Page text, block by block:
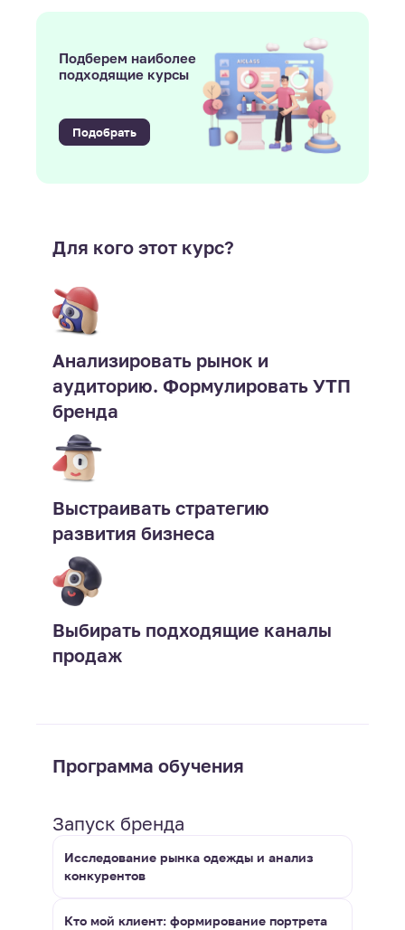
Подберем наиболее
подходящие курсы
Подобрать
Для кого этот курс?
Анализировать рынок и
аудиторию. Формулировать УТП
бренда
Выстраивать стратегию
развития бизнеса
Выбирать подходящие каналы
продаж
Программа обучения
Запуск бренда
Исследование рынка одежды и анализ
конкурентов
Кто мой клиент: формирование портрета